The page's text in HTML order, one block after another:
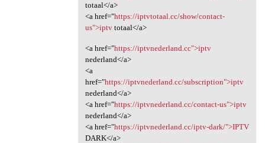
totaal</a>
<a href="https://iptvtotaal.cc/show/contact-
us">iptvtotaal</a>
<a href="https://iptvnederland.cc">iptv
nederland</a>
<a
href="https://iptvnederland.cc/subscription">iptv
nederland</a>
<a href="https://iptvnederland.cc/contact-us">iptv
nederland</a>
<a href="https://iptvnederland.cc/iptv-dark/">IPTV
DARK</a>